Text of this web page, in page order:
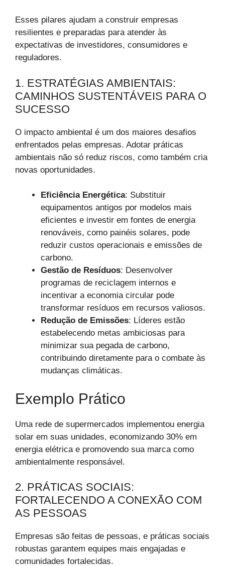
Esses pilares ajudam a construir empresas
resilientes e preparadas para atender às
expectativas de investidores, consumidores e
reguladores.
1. ESTRATÉGIAS AMBIENTAIS:
CAMINHOS SUSTENTÁVEIS PARA O
SUCESSO
O impacto ambiental é um dos maiores desafios
enfrentados pelas empresas. Adotar práticas
ambientais não só reduz riscos, como também cria
novas oportunidades.
Eficiência Energética: Substituir
equipamentos antigos por modelos mais
eficientes e investir em fontes de energia
renováveis, como painéis solares, pode
reduzir custos operacionais e emissões de
carbono.
Gestão de Resíduos: Desenvolver
programas de reciclagem internos e
incentivar a economia circular pode
transformar resíduos em recursos valiosos.
Redução de Emissões: Líderes estão
estabelecendo metas ambiciosas para
minimizar sua pegada de carbono,
contribuindo diretamente para o combate às
mudanças climáticas.
Exemplo Prático
Uma rede de supermercados implementou energia
solar em suas unidades, economizando 30% em
energia elétrica e promovendo sua marca como
ambientalmente responsável.
2. PRÁTICAS SOCIAIS:
FORTALECENDO A CONEXÃO COM
AS PESSOAS
Empresas são feitas de pessoas, e práticas sociais
robustas garantem equipes mais engajadas e
comunidades fortalecidas.